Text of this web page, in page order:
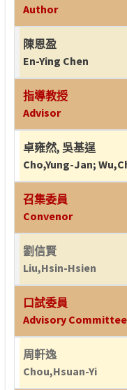
Author
陳恩盈
En-Ying Chen
指導教授
Advisor
卓雍然, 吳基逞
Cho,Yung-Jan;
召集委員
Convenor
劉信賢
Liu,Hsin-Hsien
口試委員
Advisory Committee
周軒逸
Chou,Hsuan-Yi